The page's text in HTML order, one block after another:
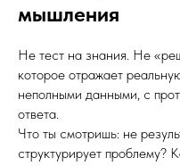
мышления
Не тест на знания. Не
которое отражает
неполными данными, с
ответа.
Что ты смотришь: не
структурирует проблему?